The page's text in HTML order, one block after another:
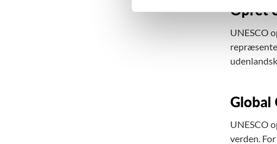
v
Opret
UNESCO
Global
UNESCO
verden.